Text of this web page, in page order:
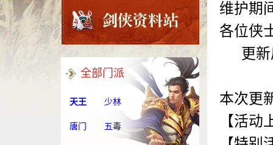
全部门派
天王 少林
唐门 五毒
维护期
各位侠
更新
本次更
【活动